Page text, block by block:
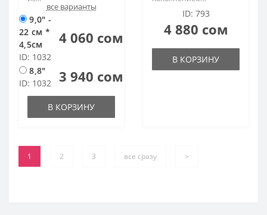
все варианты
9,0" -
22 см *
4,5см
ID: 1032
4 060 сом
8,8"
ID: 1032
3 940 сом
В КОРЗИНУ
ID: 793
4 880 сом
В КОРЗИНУ
1 2 3 все сразу >